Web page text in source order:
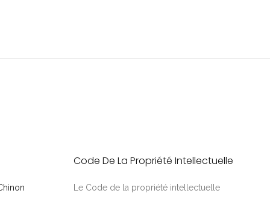
Code De La Propriété Intellectuelle
Le Code de la propriété intellectuelle